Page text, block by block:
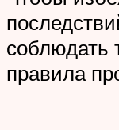
соблюдать
правила